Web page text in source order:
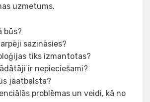
uzmetums.
būs?
sazināsies?
tiks izmantotas?
ir nepieciešami?
jāatbalsta?
problēmas un veidi, kā no